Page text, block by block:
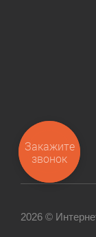
2026 ©
Закажите
звонок